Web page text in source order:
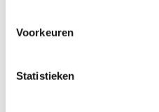
Voorkeuren
Statistieken
LED wielset Mini Micro